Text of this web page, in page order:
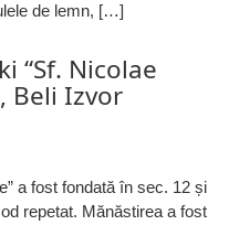
de lemn, […]
“Sf. Nicolae
Beli Izvor
a fost fondată în sec. 12 și
repetat. Mănăstirea a fost